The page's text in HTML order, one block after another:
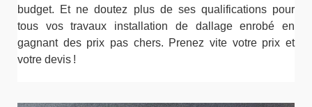
budget. Et ne doutez plus de ses qualifications pour
tous vos travaux installation de dallage enrobé en
gagnant des prix pas chers. Prenez vite votre prix et
votre devis !